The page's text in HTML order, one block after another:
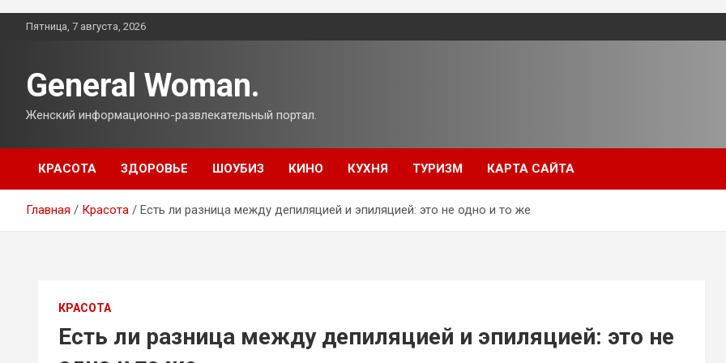
ПерейтиПятница, 7 августа, 2026
General Woman.
Женский информационно-развлекательный портал.
КРАСОТА ЗДОРОВЬЕ ШОУБИЗ КИНО КУХНЯ ТУРИЗМ КАРТА САЙТА
Главная Красота Есть ли разница между депиляцией и эпиляцией: это не одно и то же
КРАСОТА
Есть ли разница между депиляцией и эпиляцией: это не